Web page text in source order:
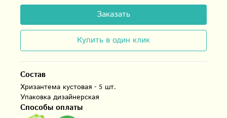
Заказать
Купить в один клик
Состав
Хризантема кустовая - 5 шт.
Упаковка дизайнерская
Способы оплаты